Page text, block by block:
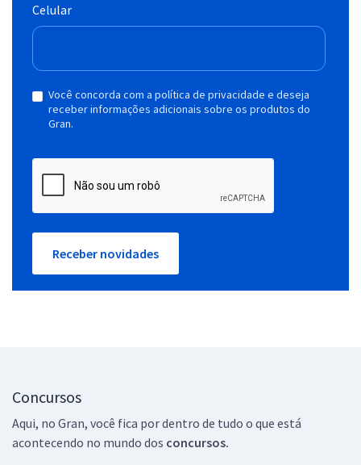
Celular
Você concorda com a política de privacidade e deseja
receber informações adicionais sobre os produtos do
Gran.
Receber novidades
Concursos
Aqui, no Gran, você fica por dentro de tudo o que está
acontecendo no mundo dos concursos.